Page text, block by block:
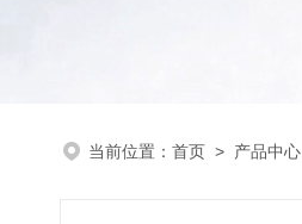
当前位置： 首页 > 产品中心